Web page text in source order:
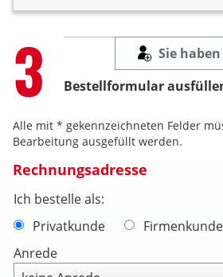
Step
3 Bestellformular
Sie
Alle mit * gekennzeichneten Felder
Bearbeitung ausgefüllt werden.
Rechnungsadresse
Ich bestelle als:
Privatkunde
Firmenkunde
Anrede